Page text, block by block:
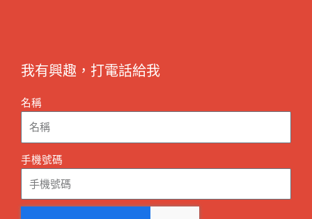
我有興趣，打電話給我
名稱
手機號碼